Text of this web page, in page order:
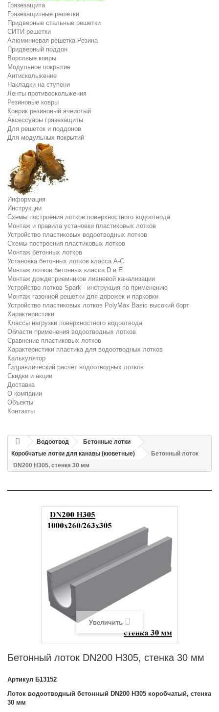
Грязезащита
Грязезащитные решетки
Придверные стальные решетки
СИТИ решетки
Алюминиевая решетка Резина
Придверный поддон
Ворсовые ковры
Модульное покрытие
Антискольжение
Накладки на ступени
Ленты противоскольжения
Резиновые ковры
Коврик резиновый ячеистый
Аксессуары грязезащиты
Для решеток и поддонов
Для модульных покрытий
Информация
Инструкции
Схемы построения лотков поверхностного водоотвода
Монтаж и правила установки пластиковых лотков
Устройство пластиковых водоотводных лотков
Схемы построения пластиковых лотков
Монтаж бетонных лотков
Установка бетонных лотков класса A-C
Монтаж лотков бетонных класса D и E
Монтаж дождеприемников ливневой канализации
Устройство лотков Spark - инструкция по применению
Монтаж газонной решетки для дорожек и парковки
Устройство пластиковых лотков PolyMax Basic высокий борт
Характеристики
Классы нагрузки поверхностного водоотвода
Области применения водоотводных лотков
Сравнение пластиковых лотков
Характеристики пластика для водоотводных лотков
Калькулятор
Гидравлический расчет водоотводных лотков
Скидки и акции
Доставка
О компании
Объекты
Контакты
Водоотвод
Бетонные лотки
Коробчатые лотки для канавы (кюветные)
Бетонный лоток
DN200 H305, стенка 30 мм
Увеличить
Бетонный лоток DN200 H305, стенка 30 мм
Артикул Б13152
Лоток водоотводный бетонный DN200 H305 коробчатый, стенка
30 мм